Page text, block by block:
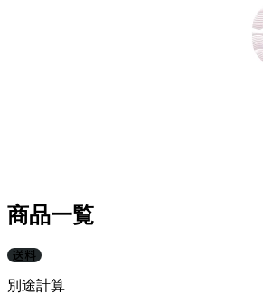
商品一覧
送料
別途計算